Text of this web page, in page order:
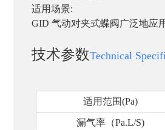
适用场景:
GID 气动对夹式蝶阀广泛地应
技术参数Technical
适用范围(Pa)
漏气率（Pa.L/S)